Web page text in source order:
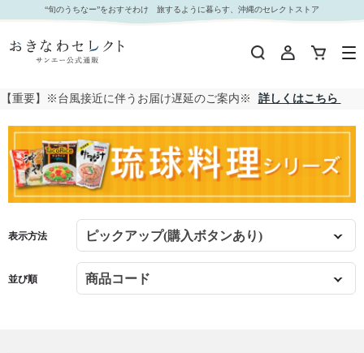
沖縄料理シリーズ｜おきなわセレクト サンエー公式通販
“旬のうちなー”をおすそわけ 旅するように暮らす、沖縄のセレクトストア
【重要】※台風接近に伴うお届け遅延のご案内※ 詳しくはこちら
表示方法
並び順